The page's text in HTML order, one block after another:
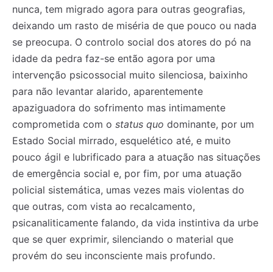
nunca, tem migrado agora para outras geografias,
deixando um rasto de miséria de que pouco ou nada
se preocupa. O controlo social dos atores do pó na
idade da pedra faz-se então agora por uma
intervenção psicossocial muito silenciosa, baixinho
para não levantar alarido, aparentemente
apaziguadora do sofrimento mas intimamente
comprometida com o status quo dominante, por um
Estado Social mirrado, esquelético até, e muito
pouco ágil e lubrificado para a atuação nas situações
de emergência social e, por fim, por uma atuação
policial sistemática, umas vezes mais violentas do
que outras, com vista ao recalcamento,
psicanaliticamente falando, da vida instintiva da urbe
que se quer exprimir, silenciando o material que
provém do seu inconsciente mais profundo.